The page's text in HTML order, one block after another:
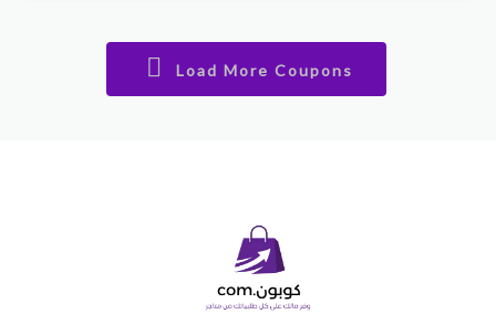
Load More Coupons